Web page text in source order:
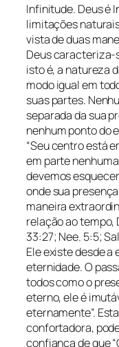
Infinitude. Deus é
limitações
vista de duas
Deus caracteriza-
isto é, a natureza
modo igual em
suas partes.
separada da sua
nenhum ponto do
“Seu centro está
em parte
devemos
onde sua
maneira
relação ao tempo,
33:27; Nee. 5:5;
Ele existe desde
eternidade. O
todos como o
eterno, ele é
eternamente”.
confortadora,
confiança de que